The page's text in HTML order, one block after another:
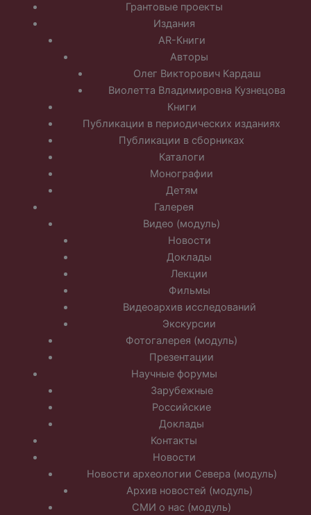
Грантовые проекты
Издания
AR-Книги
Авторы
Олег Викторович Кардаш
Виолетта Владимировна Кузнецова
Книги
Публикации в периодических изданиях
Публикации в сборниках
Каталоги
Монографии
Детям
Галерея
Видео (модуль)
Новости
Доклады
Лекции
Фильмы
Видеоархив исследований
Экскурсии
Фотогалерея (модуль)
Презентации
Научные форумы
Зарубежные
Российские
Доклады
Контакты
Новости
Новости археологии Севера (модуль)
Архив новостей (модуль)
СМИ о нас (модуль)